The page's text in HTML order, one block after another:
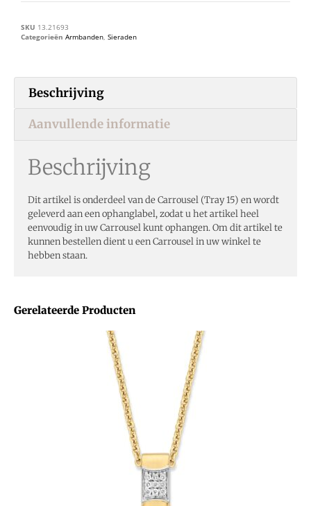
Gerelateerde Producten
SKU 13.21693
Categorieën Armbanden, Sieraden
Beschrijving
Aanvullende informatie
Beschrijving
Dit artikel is onderdeel van de Carrousel (Tray 15) en wordt
geleverd aan een ophanglabel, zodat u het artikel heel
eenvoudig in uw Carrousel kunt ophangen. Om dit artikel te
kunnen bestellen dient u een Carrousel in uw winkel te
hebben staan.